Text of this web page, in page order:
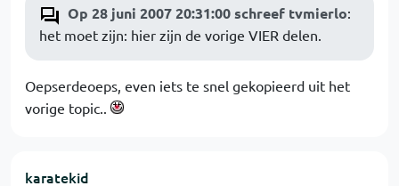
Op 28 juni 2007 20:31:00 schreef tvmierlo:
het moet zijn: hier zijn de vorige VIER delen.
Oepserdeoeps, even iets te snel gekopieerd uit het
vorige topic..
karatekid